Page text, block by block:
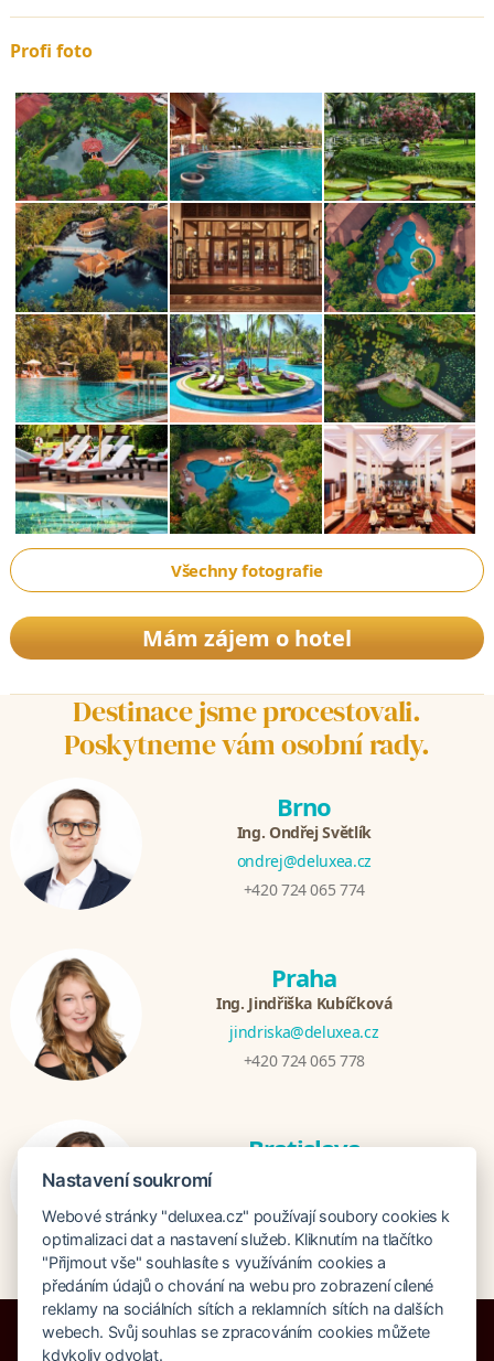
Profi foto
Všechny fotografie
Mám zájem o hotel
Destinace jsme procestovali.
Poskytneme vám osobní rady.
Brno
Ing. Ondřej Světlík
ondrej@deluxea.cz
+420 724 065 774
Praha
Ing. Jindřiška Kubíčková
jindriska@deluxea.cz
+420 724 065 778
Bratislava
+421 948 759 074
Nastavení soukromí
Webové stránky "deluxea.cz" používají soubory cookies k
optimalizaci dat a nastavení služeb. Kliknutím na tlačítko
"Přijmout vše" souhlasíte s využíváním cookies a
předáním údajů o chování na webu pro zobrazení cílené
reklamy na sociálních sítích a reklamních sítích na dalších
webech. Svůj souhlas se zpracováním cookies můžete
kdykoliv odvolat.